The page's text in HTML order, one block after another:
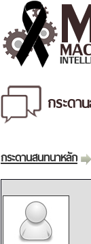
กระดา
กระดานสนทนาหลัก